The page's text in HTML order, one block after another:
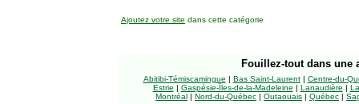
Ajoutez votre site dans cette catégorie
Fouillez-tout dans une
Abitibi-Témiscamingue | Bas Saint-Laurent| Centre-du-
Estrie | Gaspésie-Îles-de-la-Madeleine | Lanaudière |
Montréal | Nord-du-Québec | Outaouais | Québec |